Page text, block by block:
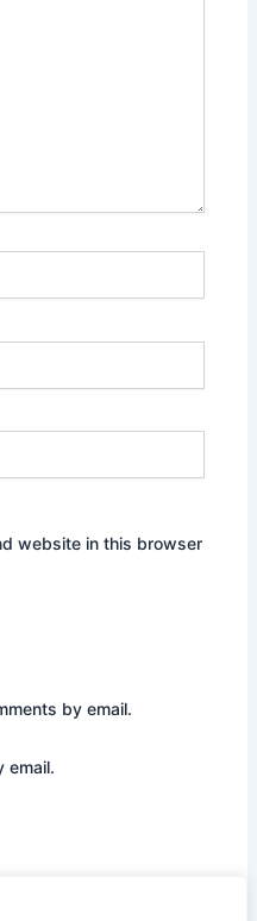
website in this browser
by email.
email.